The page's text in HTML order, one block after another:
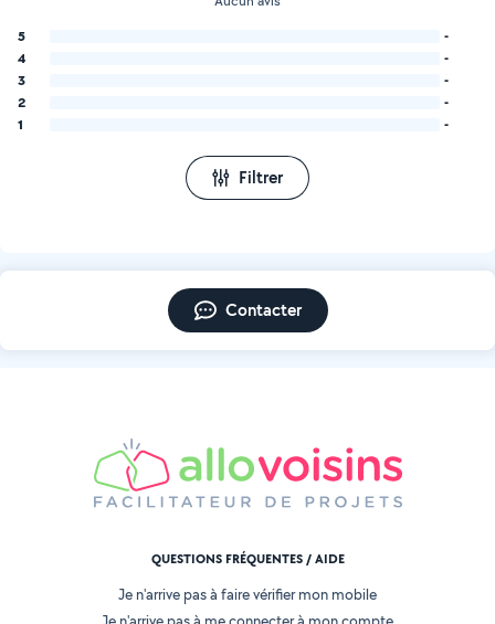
5
-
4
-
3
-
2
-
1
-
Filtrer
Contacter
QUESTIONS FRÉQUENTES / AIDE
Je n'arrive pas à faire vérifier mon mobile